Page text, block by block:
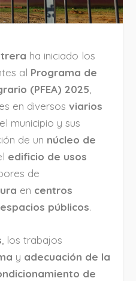
ha iniciado los
al Programa de
(PFEA) 2025
en diversosviarios
municipio y sus
de un núcleo de
edificio de usos
de
en centros
espacios públicos.
, los trabajos
y adecuación de la
de